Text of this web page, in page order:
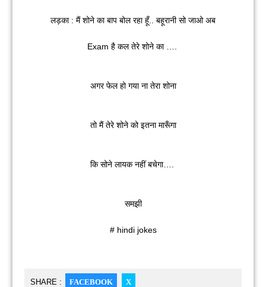
लड़का : मैं शोने का बाप बोल रहा हूँ.. बहूरानी सो जाओ अब
Exam है कल तेरे शोने का ….
अगर फेल हो गया ना तेरा शोना
तो मैं तेरे शोने को इतना मारूँगा
कि सोने लायक नहीं बचेगा….
समझी
# hindi jokes
SHARE : FACEBOOK X